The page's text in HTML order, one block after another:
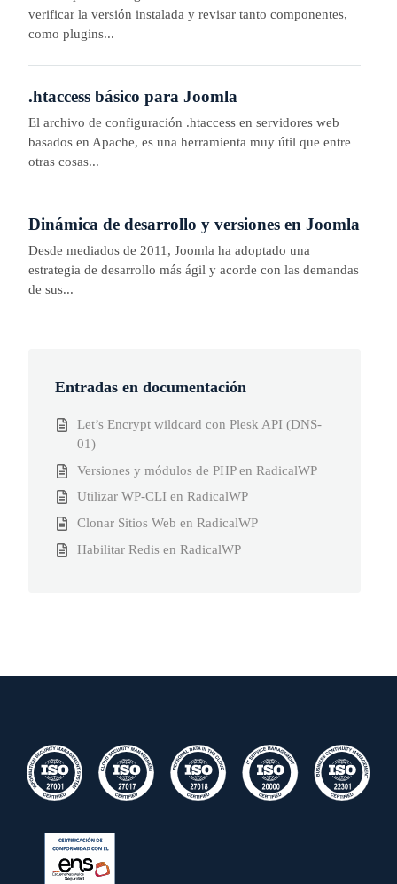
verificar la versión instalada y revisar tanto componentes,
como plugins...
.htaccess básico para Joomla
El archivo de configuración .htaccess en servidores web
basados en Apache, es una herramienta muy útil que entre
otras cosas...
Dinámica de desarrollo y versiones en Joomla
Desde mediados de 2011, Joomla ha adoptado una
estrategia de desarrollo más ágil y acorde con las demandas
de sus...
Entradas en documentación
Let’s Encrypt wildcard con Plesk API (DNS-
01)
Versiones y módulos de PHP en RadicalWP
Utilizar WP-CLI en RadicalWP
Clonar Sitios Web en RadicalWP
Habilitar Redis en RadicalWP